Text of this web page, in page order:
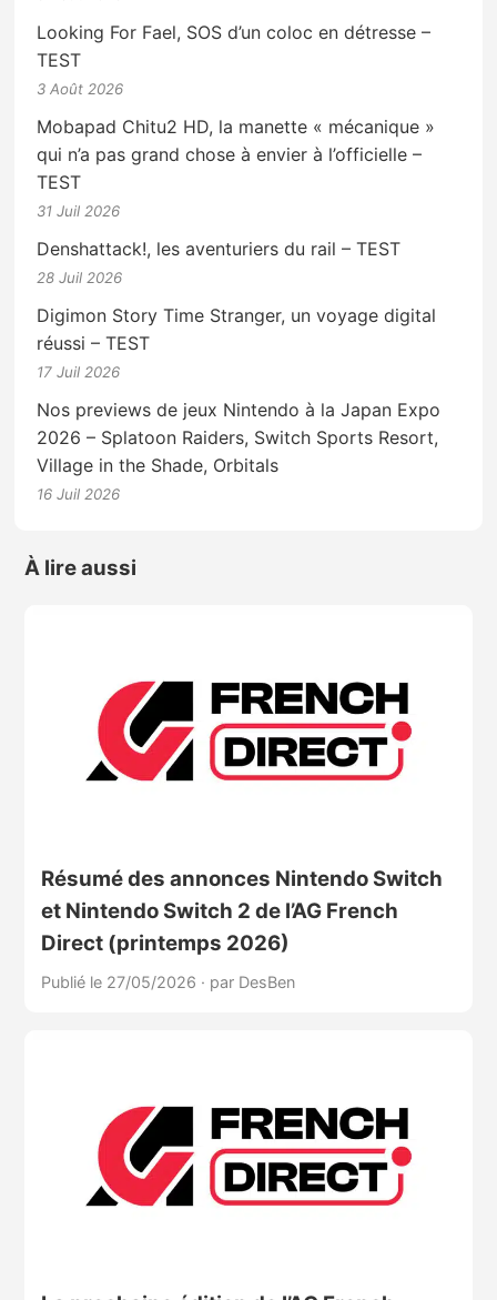
Looking For Fael, SOS d’un coloc en détresse –
TEST
3 Août 2026
Mobapad Chitu2 HD, la manette « mécanique »
qui n’a pas grand chose à envier à l’officielle –
TEST
31 Juil 2026
Denshattack!, les aventuriers du rail – TEST
28 Juil 2026
Digimon Story Time Stranger, un voyage digital
réussi – TEST
17 Juil 2026
Nos previews de jeux Nintendo à la Japan Expo
2026 – Splatoon Raiders, Switch Sports Resort,
Village in the Shade, Orbitals
16 Juil 2026
À lire aussi
Résumé des annonces Nintendo Switch
et Nintendo Switch 2 de l’AG French
Direct (printemps 2026)
Publié le 27/05/2026 · par DesBen